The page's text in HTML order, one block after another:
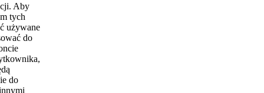
Aby
tych
używane
do
do